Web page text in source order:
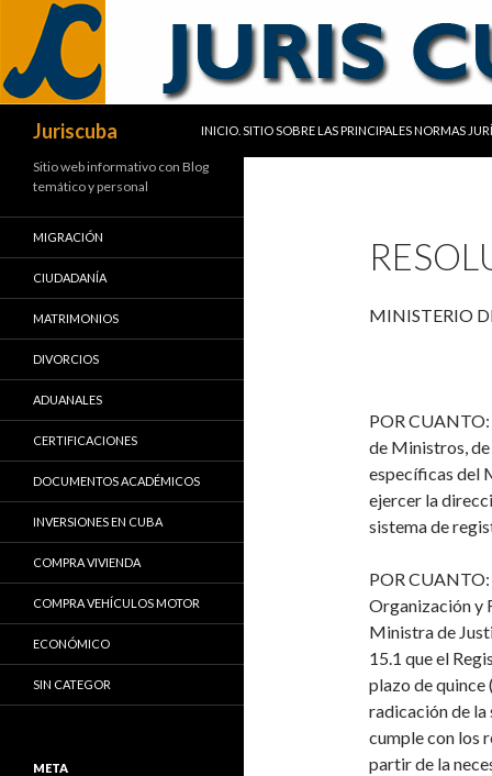
Juriscuba
INICIO. SITIO SOBRE LAS PRINCIPALES NORMAS
MINISTERIO
POR CUANTO
de Ministros,
específicas del
ejercer la
sistema de
POR CUANTO
Organizacióny
Ministra de
15.1 que el
plazo de quince
radicaciónde la
cumple con los
partir de la
Sitio web informativo con Blog
temático y personal
MIGRACIÓN
CIUDADANÍA
MATRIMONIOS
DIVORCIOS
ADUANALES
CERTIFICACIONES
DOCUMENTOS ACADÉMICOS
INVERSIONES EN CUBA
COMPRA VIVIENDA
COMPRA VEHÍCULOS MOTOR
ECONÓMICO
SIN CATEGOR
META